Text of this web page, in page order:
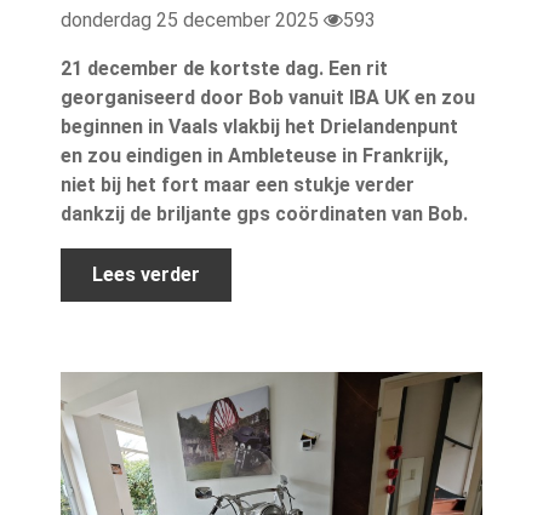
donderdag 25 december 2025 593
21 december de kortste dag. Een rit
georganiseerd door Bob vanuit IBA UK en zou
beginnen in Vaals vlakbij het Drielandenpunt
en zou eindigen in Ambleteuse in Frankrijk,
niet bij het fort maar een stukje verder
dankzij de briljante gps coördinaten van Bob.
Lees verder